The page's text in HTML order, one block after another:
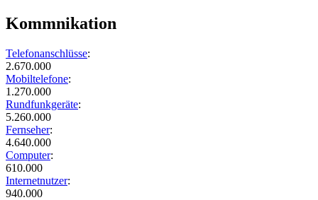
Kommnikation
Telefonanschlüsse:
2.670.000
Mobiltelefone:
1.270.000
Rundfunkgeräte:
5.260.000
Fernseher:
4.640.000
Computer:
610.000
Internetnutzer:
940.000